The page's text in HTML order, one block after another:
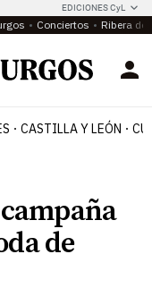
EDICIONES CyL
Conciertos Ribera del
CASTILLA Y LEÓN
de